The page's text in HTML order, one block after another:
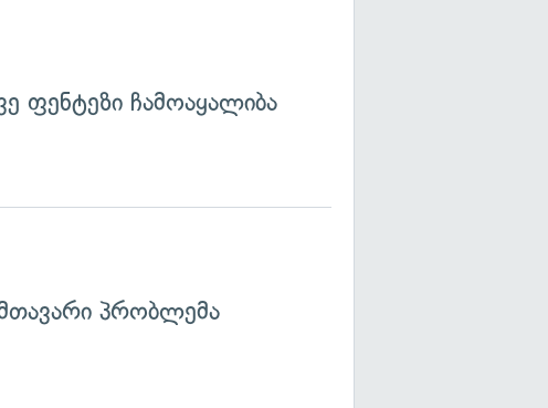
ფენტეზი ჩამოაყალიბა
პრობლემა